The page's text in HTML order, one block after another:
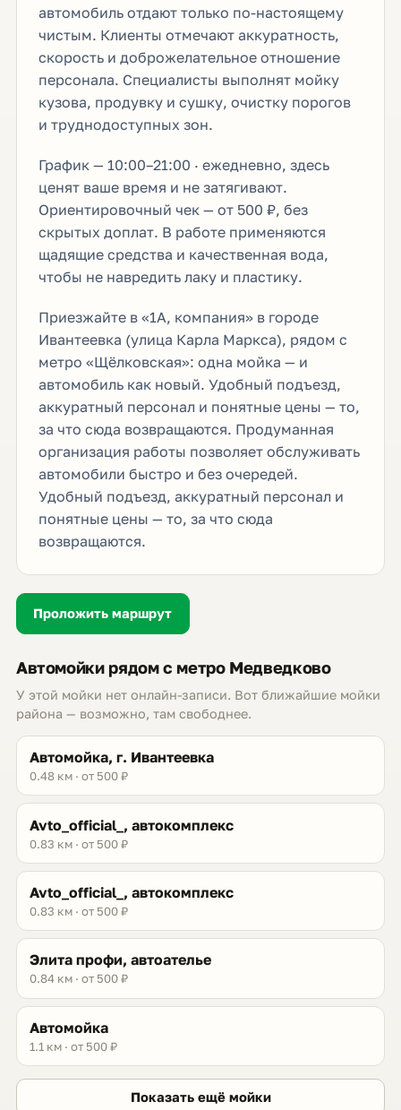
автомобиль отдают только по-настоящему
чистым. Клиенты отмечают аккуратность,
скорость и доброжелательное отношение
персонала. Специалисты выполнят мойку
кузова, продувку и сушку, очистку порогов
и труднодоступных зон.
График — 10:00–21:00 · ежедневно, здесь
ценят ваше время и не затягивают.
Ориентировочный чек — от 500 ₽, без
скрытых доплат. В работе применяются
щадящие средства и качественная вода,
чтобы не навредить лаку и пластику.
Приезжайте в «1А, компания» в городе
Ивантеевка (улица Карла Маркса), рядом с
метро «Щёлковская»: одна мойка — и
автомобиль как новый. Удобный подъезд,
аккуратный персонал и понятные цены — то,
за что сюда возвращаются. Продуманная
организация работы позволяет обслуживать
автомобили быстро и без очередей.
Удобный подъезд, аккуратный персонал и
понятные цены — то, за что сюда
возвращаются.
Проложить маршрут
Автомойки рядом с метро Медведково
У этой мойки нет онлайн-записи. Вот ближайшие мойки
района — возможно, там свободнее.
Автомойка, г. Ивантеевка
0.48 км · от 500 ₽
Avto_official_, автокомплекс
0.83 км · от 500 ₽
Avto_official_, автокомплекс
0.83 км · от 500 ₽
Элита профи, автоателье
0.84 км · от 500 ₽
Автомойка
1.1 км · от 500 ₽
Показать ещё мойки